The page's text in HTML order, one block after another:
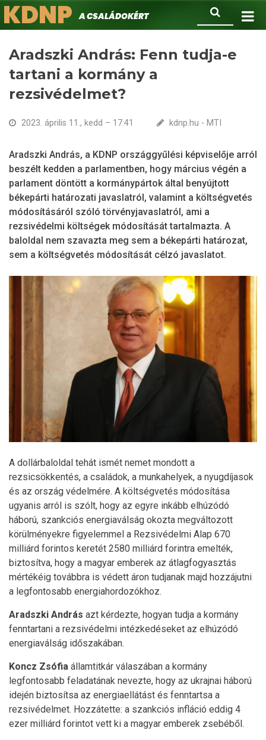
Ugrás
a
Keresés
KDNPA családokért.
Aradszki András: Fenn tudja-e
tartani a kormány a
rezsivédelmet?
2023. április 11., kedd – 17:41 kdnp.hu - MTI
Aradszki András, a KDNP országgyűlési képviselője arról
beszélt kedden a parlamentben, hogy március végén a
parlament döntött a kormánypártok által benyújtott
békepárti határozati javaslatról, valamint a költségvetés
módosításáról szóló törvényjavaslatról, ami a
rezsivédelmi költségek módosítását tartalmazta. A
baloldal nem szavazta meg sem a békepárti határozat,
sem a költségvetés módosítását célzó javaslatot.
A dollárbaloldal tehát ismét nemet mondott a
rezsicsökkentés, a családok, a munkahelyek, a nyugdíjasok
és az ország védelmére. A költségvetés módosítása
ugyanis arról is szólt, hogy az egyre inkább elhúzódó
háború, szankciós energiaválság okozta megváltozott
körülményekre figyelemmel a Rezsivédelmi Alap 670
milliárd forintos keretét 2580 milliárd forintra emelték,
biztosítva, hogy a magyar emberek az átlagfogyasztás
mértékéig továbbra is védett áron tudjanak majd hozzájutni
a legfontosabb energiahordozókhoz.
Aradszki András azt kérdezte, hogyan tudja a kormány
fenntartani a rezsivédelmi intézkedéseket az elhúzódó
energiaválság időszakában.
Koncz Zsófia államtitkár válaszában a kormány
legfontosabb feladatának nevezte, hogy az ukrajnai háború
idején biztosítsa az energiaellátást és fenntartsa a
rezsivédelmet. Hozzátette: a szankciós infláció eddig 4
ezer milliárd forintot vett ki a magyar emberek zsebéből.